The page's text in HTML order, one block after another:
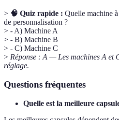
> 🧠 Quiz rapide : Quelle machine
de personnalisation ?
> - A) Machine A
> - B) Machine B
> - C) Machine C
> Réponse : A — Les machines A et
réglage.
Questions fréquentes
Quelle est la meilleure